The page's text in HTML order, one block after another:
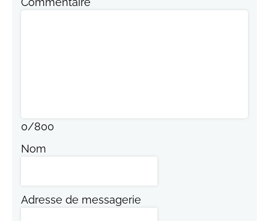
0/800
Nom
Adresse de messagerie